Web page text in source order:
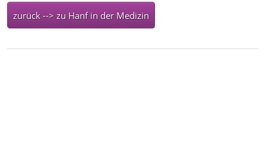
zurück --> zu Hanf in der Medizin